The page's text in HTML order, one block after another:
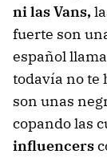
ni las Vans,
fuerte son
español
todavía no te
son unas
copando las
influencers